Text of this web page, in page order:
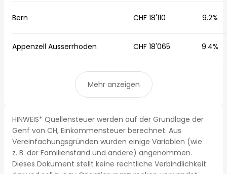
Bern CHF 18'110 9.2%
Appenzell Ausserrhoden CHF 18'065 9.4%
Mehr anzeigen
HINWEIS* Quellensteuer werden auf der Grundlage der
Genf von CH, Einkommensteuer berechnet. Aus
Vereinfachungsgründen wurden einige Variablen (wie
z. B. der Familienstand und andere) angenommen.
Dieses Dokument stellt keine rechtliche Verbindlichkeit